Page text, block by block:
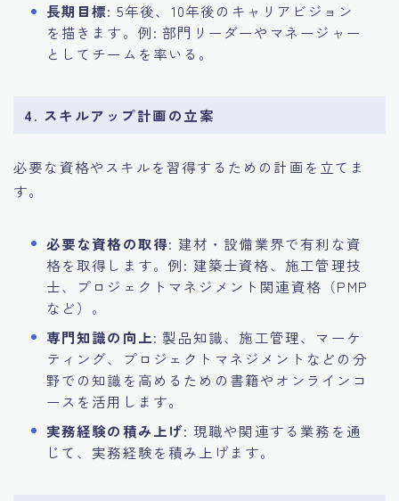
長期目標: 5年後、10年後のキャリアビジョン
を描きます。例: 部門リーダーやマネージャー
としてチームを率いる。
4. スキルアップ計画の立案
必要な資格やスキルを習得するための計画を立てま
す。
必要な資格の取得: 建材・設備業界で有利な資
格を取得します。例: 建築士資格、施工管理技
士、プロジェクトマネジメント関連資格（PMP
など）。
専門知識の向上: 製品知識、施工管理、マーケ
ティング、プロジェクトマネジメントなどの分
野での知識を高めるための書籍やオンラインコ
ースを活用します。
実務経験の積み上げ: 現職や関連する業務を通
じて、実務経験を積み上げます。